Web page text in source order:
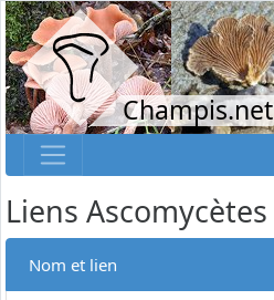
Champis.net
Liens Ascomycètes
Nom et lien